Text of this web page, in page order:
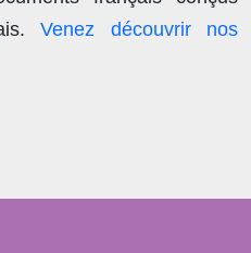
Venez découvrir nos